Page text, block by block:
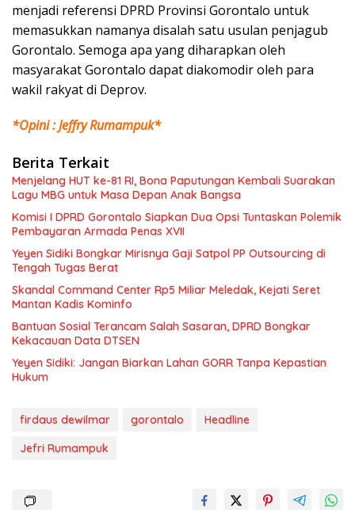
menjadi referensi DPRD Provinsi Gorontalo untuk
memasukkan namanya disalah satu usulan penjagub
Gorontalo. Semoga apa yang diharapkan oleh
masyarakat Gorontalo dapat diakomodir oleh para
wakil rakyat di Deprov.
*Opini : Jeffry Rumampuk*
Berita Terkait
Menjelang HUT ke-81 RI, Bona Paputungan Kembali Suarakan
Lagu MBG untuk Masa Depan Anak Bangsa
Komisi I DPRD Gorontalo Siapkan Dua Opsi Tuntaskan Polemik
Pembayaran Armada Penas XVII
Yeyen Sidiki Bongkar Mirisnya Gaji Satpol PP Outsourcing di
Tengah Tugas Berat
Skandal Command Center Rp5 Miliar Meledak, Kejati Seret
Mantan Kadis Kominfo
Bantuan Sosial Terancam Salah Sasaran, DPRD Bongkar
Kekacauan Data DTSEN
Yeyen Sidiki: Jangan Biarkan Lahan GORR Tanpa Kepastian
Hukum
firdaus dewilmar gorontalo
Headline
Jefri Rumampuk